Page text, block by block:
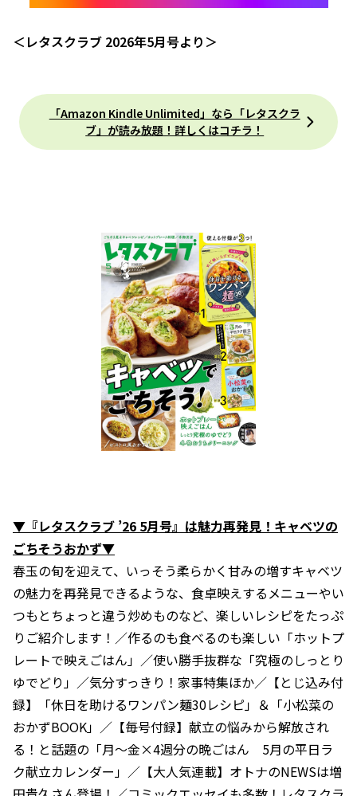
＜レタスクラブ 2026年5月号より＞
「Amazon Kindle Unlimited」なら「レタスクラ
ブ」が読み放題！詳しくはコチラ！
▼『レタスクラブ ’26 5月号』は魅力再発見！キャベツの
ごちそうおかず▼
春玉の旬を迎えて、いっそう柔らかく甘みの増すキャベツ
の魅力を再発見できるような、食卓映えするメニューやい
つもとちょっと違う炒めものなど、楽しいレシピをたっぷ
りご紹介します！／作るのも食べるのも楽しい「ホットプ
レートで映えごはん」／使い勝手抜群な「究極のしっとり
ゆでどり」／気分すっきり！家事特集ほか／【とじ込み付
録】「休日を助けるワンパン麺30レシピ」＆「小松菜の
おかずBOOK」／【毎号付録】献立の悩みから解放され
る！と話題の「月～金×4週分の晩ごはん 5月の平日ラ
ク献立カレンダー」／【大人気連載】オトナのNEWSは増